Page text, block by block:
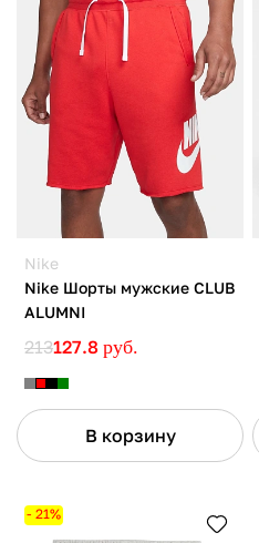
Nike
Nike Шорты мужские CLUB
ALUMNI
213127.8 руб.
В корзину
- 21%